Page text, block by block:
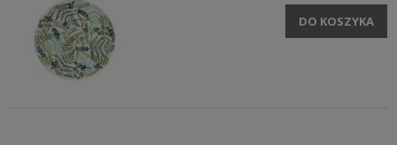
DO KOSZYKA